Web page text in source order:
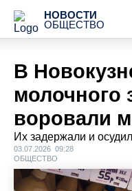
НОВОСТИ
ОБЩЕСТВО
В
молочного
воровали
Их задержали и
03.07.2026 09:28
ОБЩЕСТВО